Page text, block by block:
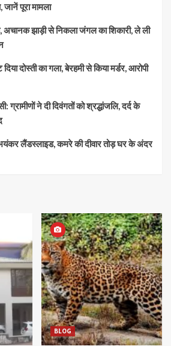
पूरा मामला
अचानक झाड़ी से निकला जंगल का शिकारी, ले ली
दोस्ती का गला, बेरहमी से किया मर्डर, आरोपी
ग्रामीणों ने दी दिवंगतों को श्रद्धांजलि, दर्द के
लैंडस्लाइड, कमरे की दीवार तोड़ घर के अंदर
BLOG